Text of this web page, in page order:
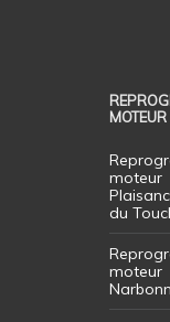
MOTEUR
moteur
du
moteur